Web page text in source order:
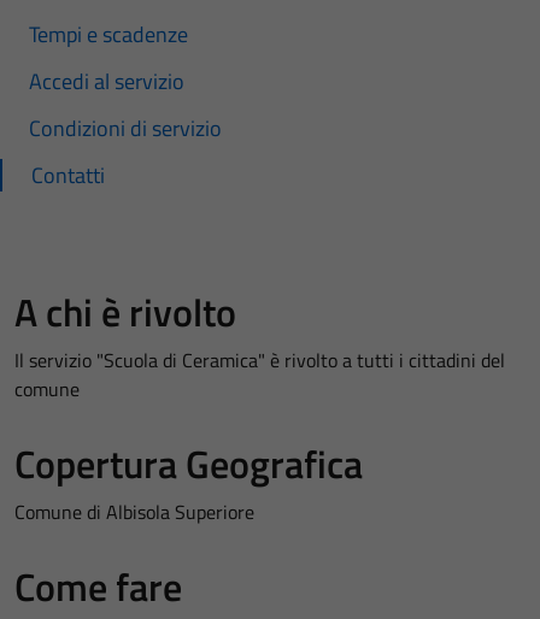
Tempi e scadenze
Accedi al servizio
Condizioni di servizio
Contatti
A chi è rivolto
Il servizio "Scuola di Ceramica" è rivolto a tutti i cittadini del
comune
Copertura Geografica
Comune di Albisola Superiore
Come fare